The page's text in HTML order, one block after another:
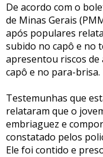
De acordo com o
de Minas Gerais
após populares
subido no capô e no
apresentou riscos de
capô e no para-brisa.
Testemunhas que
relataram que o
embriaguez e
constatado pelos
Ele foi contido e